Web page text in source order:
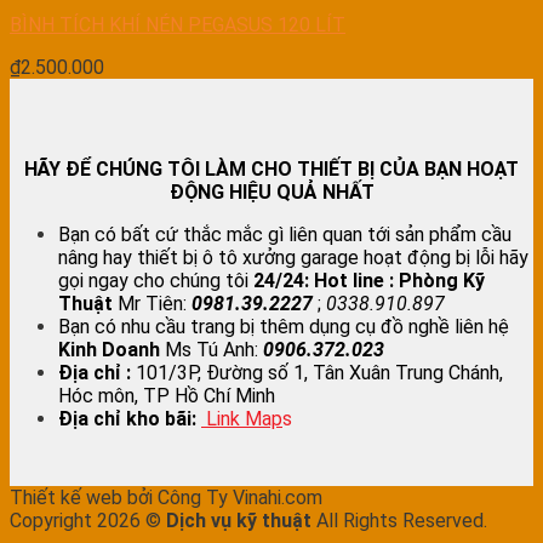
BÌNH TÍCH KHÍ NÉN PEGASUS 120 LÍT
₫2.500.000
HÃY ĐỂ CHÚNG TÔI LÀM CHO THIẾT BỊ CỦA BẠN HOẠT
ĐỘNG HIỆU QUẢ NHẤT
Bạn có bất cứ thắc mắc gì liên quan tới sản phẩm cầu
nâng hay thiết bị ô tô xưởng garage hoạt động bị lỗi hãy
gọi ngay cho chúng tôi 24/24: Hot line : Phòng Kỹ
Thuật Mr Tiên: 0981.39.2227; 0338.910.897
Bạn có nhu cầu trang bị thêm dụng cụ đồ nghề liên hệ
Kinh Doanh Ms Tú Anh: 0906.372.023
Địa chỉ : 101/3P, Đường số 1, Tân Xuân Trung Chánh,
Hóc môn, TP Hồ Chí Minh
Địa chỉ kho bãi: Link Maps
Thiết kế web bởi Công Ty Vinahi.com
Copyright 2026 © Dịch vụ kỹ thuật All Rights Reserved.